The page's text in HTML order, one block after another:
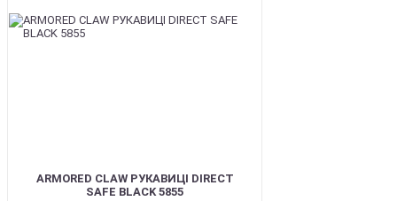
ARMORED CLAW РУКАВИЦІ DIRECT
SAFE BLACK 5855